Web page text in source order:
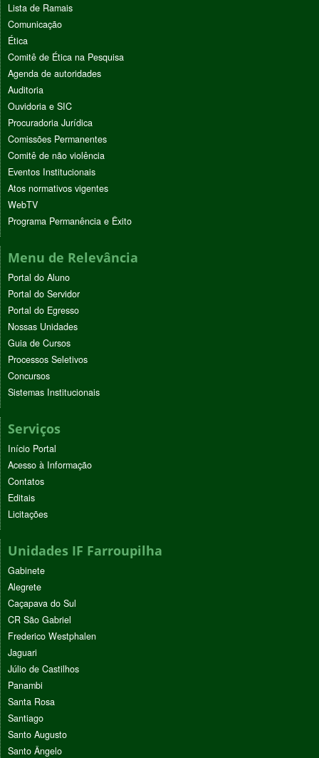
Lista de Ramais
Comunicação
Ética
Comitê de Ética na Pesquisa
Agenda de autoridades
Auditoria
Ouvidoria e SIC
Procuradoria Jurídica
Comissões Permanentes
Comitê de não violência
Eventos Institucionais
Atos normativos vigentes
WebTV
Programa Permanência e Êxito
Menu de Relevância
Portal do Aluno
Portal do Servidor
Portal do Egresso
Nossas Unidades
Guia de Cursos
Processos Seletivos
Concursos
Sistemas Institucionais
Serviços
Início Portal
Acesso à Informação
Contatos
Editais
Licitações
Unidades IF Farroupilha
Gabinete
Alegrete
Caçapava do Sul
CR São Gabriel
Frederico Westphalen
Jaguari
Júlio de Castilhos
Panambi
Santa Rosa
Santiago
Santo Augusto
Santo Ângelo